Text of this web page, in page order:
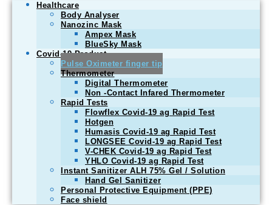
Healthcare
Body Analyser
Nanozinc Mask
Ampex Mask
BlueSky Mask
Covid-19 Product
Pulse Oximeter finger tip
Thermometer
Digital Thermometer
Non -Contact Infared Thermometer
Rapid Tests
Flowflex Covid-19 ag Rapid Test
Hotgen
Humasis Covid-19 ag Rapid Test
LONGSEE Covid-19 ag Rapid Test
V-CHEK Covid-19 ag Rapid Test
YHLO Covid-19 ag Rapid Test
Instant Sanitizer ALH 75% Gel / Solution
Hand Gel Sanitizer
Personal Protective Equipment (PPE)
Face shield